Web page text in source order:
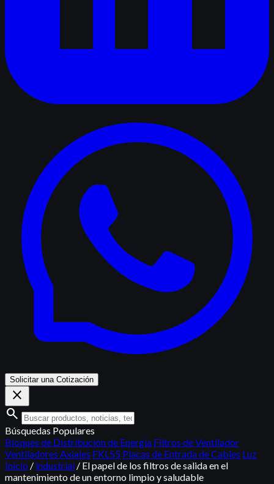
Solicitar una Cotización
close
search
Búsquedas Populares
Bloques de Distribución de Energía Filtros de Ventilador
Ventiladores Axiales FKL55 Placas de Entrada de Cables Luz
Inicio / industrial / El papel de los filtros de salida en el
mantenimiento de un entorno limpio y saludable